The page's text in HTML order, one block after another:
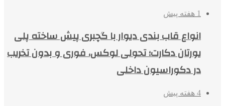
1 هفته پیش
انواع قاب بندی دیوار با گچبری پیش ساخته پلی
یورتان دکارت؛ تحولی لوکس، فوری و بدون تخریب
در دکوراسیون داخلی
4 هفته پیش